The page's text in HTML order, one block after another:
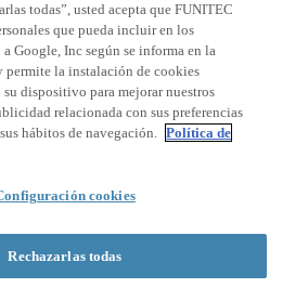
Barcelona - URL |
todas”, usted acepta que FUNITEC
que pueda incluir en los
Google, Inc según se informa en la
permite la instalación de cookies
su dispositivo para mejorar nuestros
relacionada con sus preferencias
hábitos de navegación. Política de
cookies
Rechazarlas todas